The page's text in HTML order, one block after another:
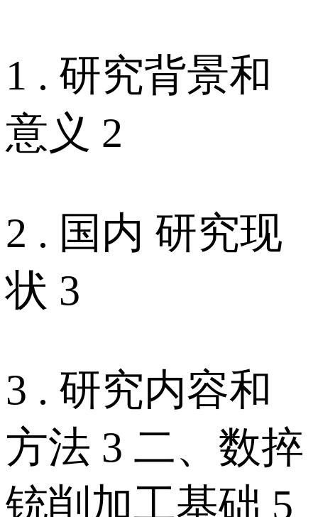
1 . 研究背景和
意义 2
2 . 国内 研究现
状 3
3 . 研究内容和
方法 3 二、数捽
铳削加工基础 5